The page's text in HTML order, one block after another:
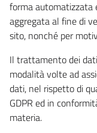
forma automatizzata
aggregata al fine di
sito, nonché per
Il trattamento dei
modalità volte ad
dati, nel rispetto di
GDPR ed in
materia.